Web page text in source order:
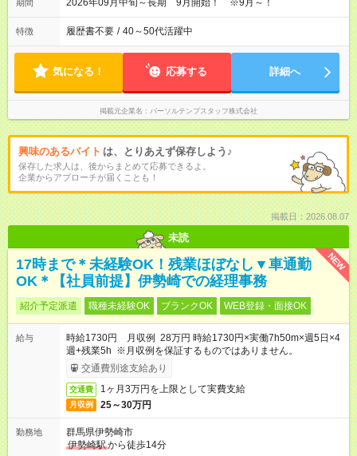
期間 2026年09月中旬～長期 9月開始！ ※9月～！
特徴 履歴書不要 / 40～50代活躍中
気になる！ 応募する 詳細へ
掲載元企業名 パーソルテンプスタッフ株式会社
興味のあるバイト は、とりあえず保存しよう♪
保存した求人は、後からまとめて応募できるよ。
企業からアプローチが届くことも！
掲載日：2026.08.07
未読
NEW
17時まで＊未経験OK！残業ほぼなし▼車通勤
OK＊【社員前提】伊勢崎での経理事務
紹介予定派遣 職種未経験OK ブランクOK WEB登録・面接OK
給与
時給1730円 月収例 28万円 時給1730円×実働7h50m×週5日×4
週+残業5h ※月収例を保証するものではありません。
交通費別途支給あり
交通費 1ヶ月3万円を上限として実費支給
月収例 25～30万円
勤務地
群馬県伊勢崎市
伊勢崎駅から徒歩14分